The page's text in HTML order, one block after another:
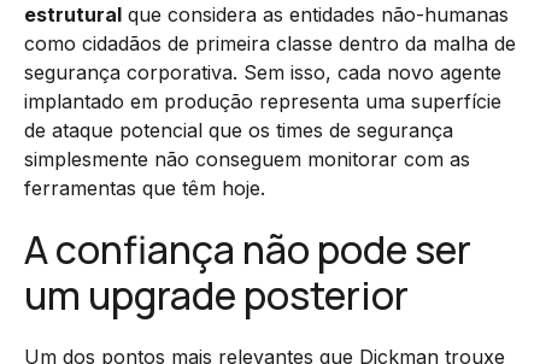
estrutural que considera as entidades não-humanas
como cidadãos de primeira classe dentro da malha de
segurança corporativa. Sem isso, cada novo agente
implantado em produção representa uma superfície
de ataque potencial que os times de segurança
simplesmente não conseguem monitorar com as
ferramentas que têm hoje.
A confiança não pode ser
um upgrade posterior
Um dos pontos mais relevantes que Dickman trouxe